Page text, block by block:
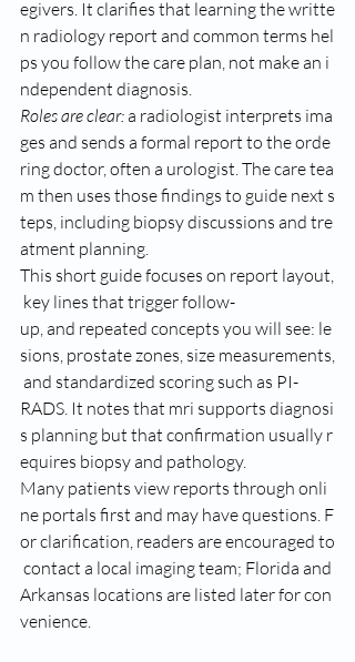
egivers. It clarifies that learning the writte
n radiology report and common terms hel
ps you follow the care plan, not make an i
ndependent diagnosis.
Roles are clear: a radiologist interprets ima
ges and sends a formal report to the orde
ring doctor, often a urologist. The care tea
m then uses those findings to guide next s
teps, including biopsy discussions and tre
atment planning.
This short guide focuses on report layout,
key lines that trigger follow-
up, and repeated concepts you will see: le
sions, prostate zones, size measurements,
and standardized scoring such as PI-
RADS. It notes that mri supports diagnosi
s planning but that confirmation usually r
equires biopsy and pathology.
Many patients view reports through onli
ne portals first and may have questions. F
or clarification, readers are encouraged to
contact a local imaging team; Florida and
Arkansas locations are listed later for con
venience.